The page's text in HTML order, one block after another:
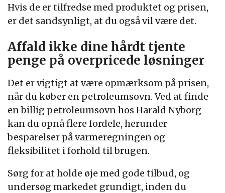
Hvis de er tilfredse med produktet og prisen,
er det sandsynligt, at du også vil være det.
Affald ikke dine hårdt tjente
penge på overpricede løsninger
Det er vigtigt at være opmærksom på prisen,
når du køber en petroleumsovn. Ved at finde
en billig petroleumsovn hos Harald Nyborg
kan du opnå flere fordele, herunder
besparelser på varmeregningen og
fleksibilitet i forhold til brugen.
Sørg for at holde øje med gode tilbud, og
undersøg markedet grundigt, inden du